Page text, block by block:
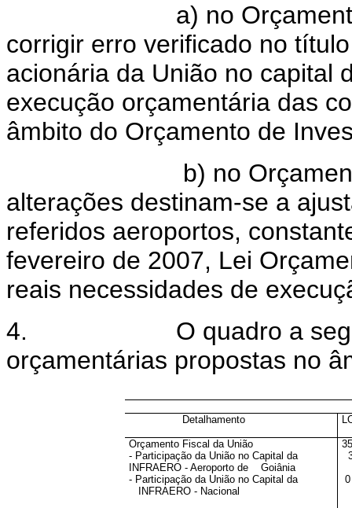
a) no Orçamento
corrigir erro verificado no
acionária da União no capital
execução orçamentária das
âmbito do Orçamento de
b) no Orçamento de
alterações destinam-se a
referidos aeroportos,
fevereiro de 2007, Lei
reais necessidades de
4. O quadro a seguir
orçamentárias propostas no
Detalhamento
Orçamento Fiscal da União
- Participação da União no Capital da
INFRAERO - Aeroporto de Goiânia
- Participação da União no Capital da
INFRAERO - Nacional
0